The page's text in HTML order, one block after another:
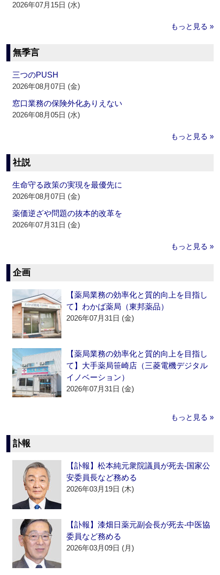
2026年07月15日 (水)
もっと見る »
無季言
三つのPUSH
2026年08月07日 (金)
窓口業務の保険外化ありえない
2026年08月05日 (水)
もっと見る »
社説
生命守る政策の実現を最優先に
2026年08月07日 (金)
薬価逆ざや問題の抜本的改革を
2026年07月31日 (金)
もっと見る »
企画
【薬局業務の効率化と質的向上を目指し
て】わかば薬局（東邦薬品）
2026年07月31日 (金)
【薬局業務の効率化と質的向上を目指し
て】大手薬局笹崎店（三菱電機デジタル
イノベーション）
2026年07月31日 (金)
もっと見る »
訃報
【訃報】松本純元衆院議員が死去‐国家公
安委員長など務める
2026年03月19日 (木)
【訃報】漆畑日薬元副会長が死去‐中医協
委員など務める
2026年03月09日 (月)